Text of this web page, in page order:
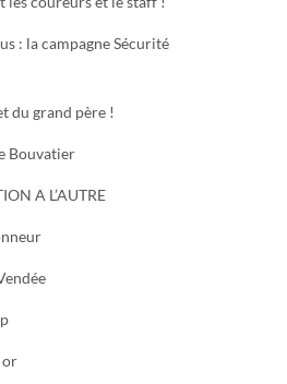
: la campagne Sécurité
du grand père !
Bouvatier
A L’AUTRE
or